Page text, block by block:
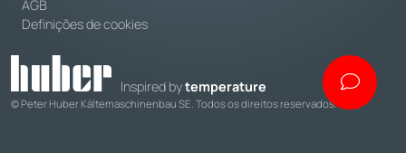
AGB
Definições de cookies
Inspired bytemperature
© Peter Huber Kältemaschinenbau SE. Todos os direitos reservados.